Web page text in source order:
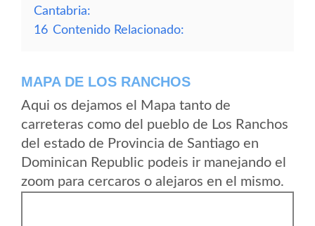
Cantabria:
16 Contenido Relacionado:
MAPA DE LOS RANCHOS
Aqui os dejamos el Mapa tanto de
carreteras como del pueblo de Los Ranchos
del estado de Provincia de Santiago en
Dominican Republic podeis ir manejando el
zoom para cercaros o alejaros en el mismo.